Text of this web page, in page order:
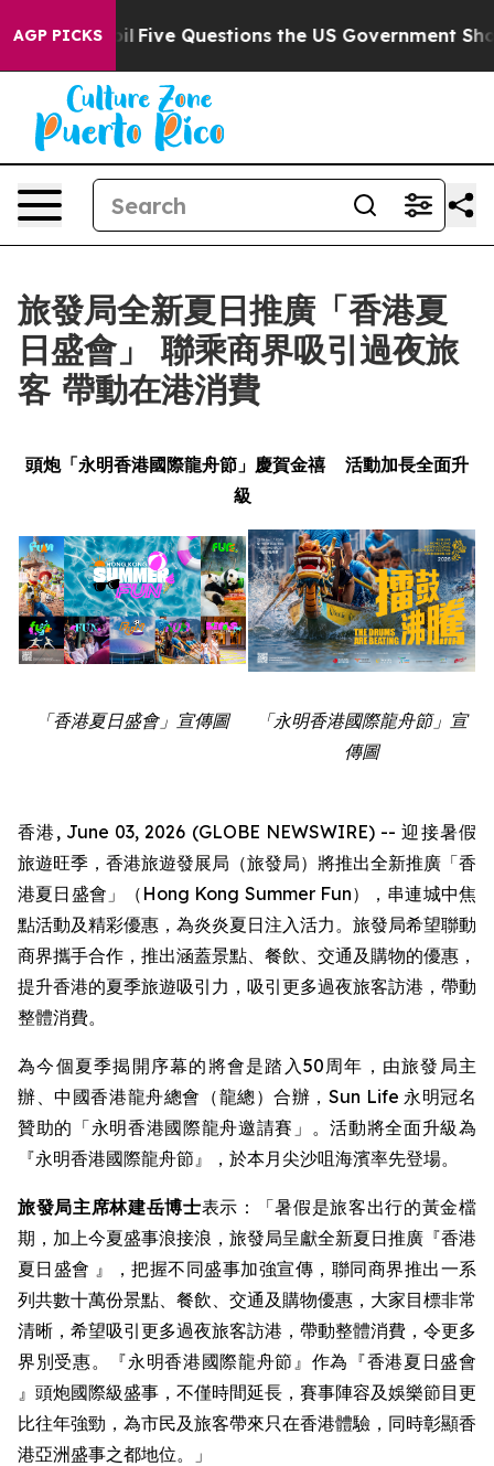
AGP PICKS
oil Five Questions the US Government Should
旅發局全新夏日推廣「香港夏
日盛會」 聯乘商界吸引過夜旅
客 帶動在港消費
頭炮「永明香港國際龍舟節」慶賀金禧
活動加長全面升
級
「香港夏日盛會」宣傳圖
「永明香港國際龍舟節」宣
傳圖
香港, June 03, 2026 (GLOBE NEWSWIRE) -- 迎接暑假
旅遊旺季，香港旅遊發展局（旅發局）將推出全新推廣「香
港夏日盛會」（Hong Kong Summer Fun），串連城中焦
點活動及精彩優惠，為炎炎夏日注入活力。旅發局希望聯動
商界攜手合作，推出涵蓋景點、餐飲、交通及購物的優惠，
提升香港的夏季旅遊吸引力，吸引更多過夜旅客訪港，帶動
整體消費。
為今個夏季揭開序幕的將會是踏入50周年，由旅發局主
辦、中國香港龍舟總會（龍總）合辦，Sun Life 永明冠名
贊助的「永明香港國際龍舟邀請賽」。活動將全面升級為
『永明香港國際龍舟節』，於本月尖沙咀海濱率先登場。
旅發局主席林建岳博士表示：「暑假是旅客出行的黃金檔
期，加上今夏盛事浪接浪，旅發局呈獻全新夏日推廣『香港
夏日盛會 』，把握不同盛事加強宣傳，聯同商界推出一系
列共數十萬份景點、餐飲、交通及購物優惠，大家目標非常
清晰，希望吸引更多過夜旅客訪港，帶動整體消費，令更多
界別受惠。『永明香港國際龍舟節』作為『香港夏日盛會
』頭炮國際級盛事，不僅時間延長，賽事陣容及娛樂節目更
比往年強勁，為市民及旅客帶來只在香港體驗，同時彰顯香
港亞洲盛事之都地位。」